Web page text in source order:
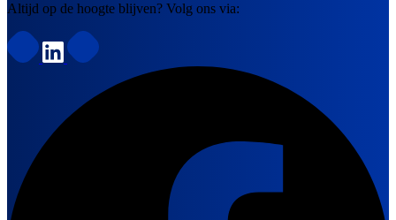
Altijd op de hoogte blijven? Volg ons via: